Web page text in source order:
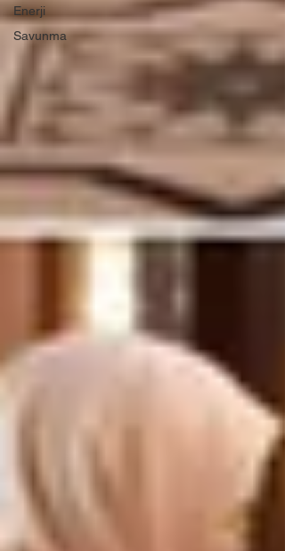
Enerji
Savunma